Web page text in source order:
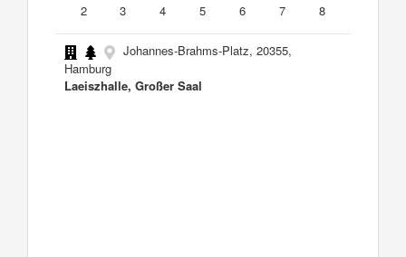
2
3 4 5 6 7 8
Johannes-Brahms-Platz, 20355,
Hamburg
Laeiszhalle, Großer Saal